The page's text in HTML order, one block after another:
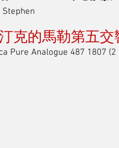
克的馬勒第五交
Pure Analogue 487 1807 (2